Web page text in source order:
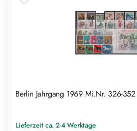
Berlin Jahrgang 1969 Mi.Nr. 326-
Lieferzeit ca. 2-4 Werktage